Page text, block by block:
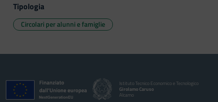
Tipologia
Circolari per alunni e famiglie
Istituto Tecnico Economico e Tecnologico
Girolamo Caruso
Alcamo